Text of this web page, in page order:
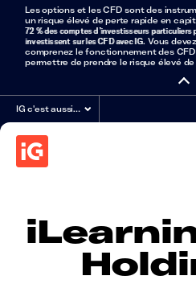
Les options et les CFD sont des
un risque élevé de perte rapide en
72 % des comptes d’investisseurs particuliers
investissent sur les CFD avec IG. Vous
comprenez le fonctionnement des
permettre de prendre le risque élevé
IG c'est aussi…